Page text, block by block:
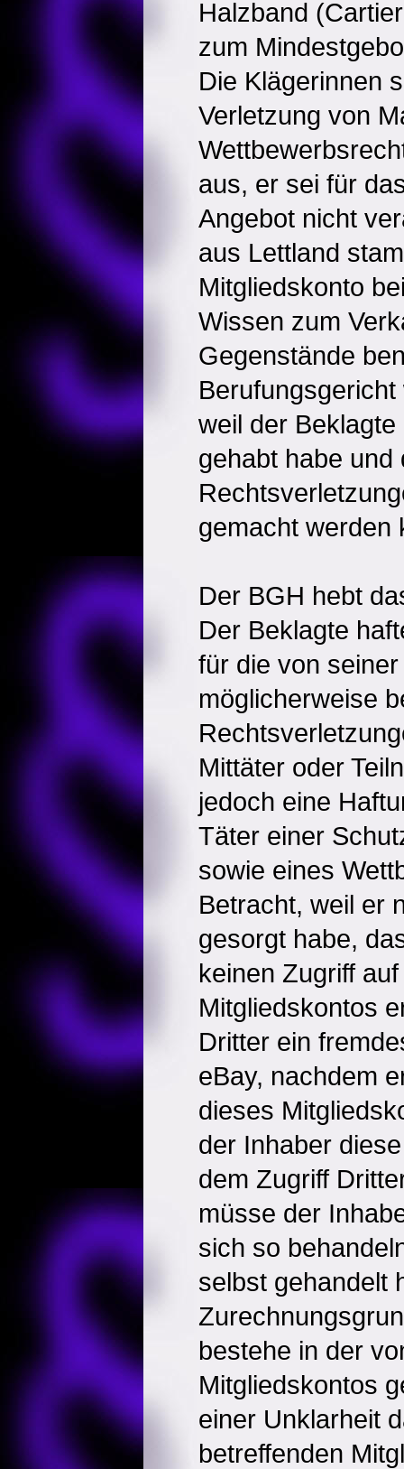
Halzband
zum
Die Klägerinnen
Verletzung von
aus, er sei für
Angebot nicht
aus Lettland
Mitgliedskonto
Wissen zum
Gegenstände
weil der
gehabt habe und
gemacht werden
Der BGH hebt
Der Beklagte
für die von
möglicherweise
Mittäter oder
jedoch eine
Täter einer
sowie eines
Betracht, weil er
gesorgt habe,
keinen Zugriff
Mitgliedskontos
Dritter ein
eBay, nachdem
dieses
der Inhaber
dem Zugriff
müsse der
sich so
selbst gehandelt
bestehe in der
Mitgliedskontos
einer Unklarheit
betreffenden